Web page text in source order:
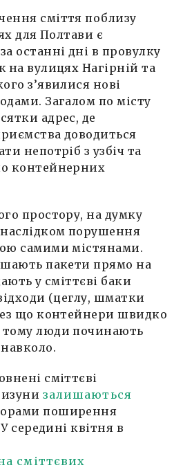
сміття поблизу
для Полтави є
останні дні в провулку
на вулицях Нагірній та
з’явилися нові
Загалом по місту
адрес, де
доводиться
непотріб з узбіч та
контейнерних
простору, на думку
порушення
самими містянами.
пакети прямо на
у сміттєві баки
(цеглу, шматки
що контейнери швидко
люди починають
сміттєві
залишаються
поширення
середині квітня в
сміттєвих